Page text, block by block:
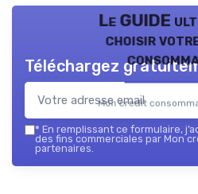
Le GUIDE
choisir
Mon credit
Téléchargez
* En remplissant ce formulaire,
des fins commerciales par Mon
partenaires.